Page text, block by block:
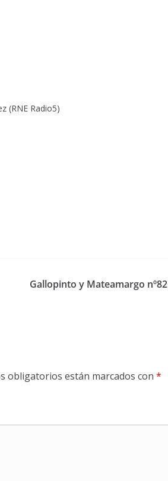
(RNE Radio5)
Gallopinto y Mateamargo nº82
obligatorios están marcados con *